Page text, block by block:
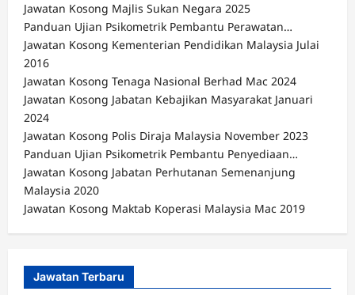
Jawatan Kosong Majlis Sukan Negara 2025
Panduan Ujian Psikometrik Pembantu Perawatan…
Jawatan Kosong Kementerian Pendidikan Malaysia Julai
2016
Jawatan Kosong Tenaga Nasional Berhad Mac 2024
Jawatan Kosong Jabatan Kebajikan Masyarakat Januari
2024
Jawatan Kosong Polis Diraja Malaysia November 2023
Panduan Ujian Psikometrik Pembantu Penyediaan…
Jawatan Kosong Jabatan Perhutanan Semenanjung
Malaysia 2020
Jawatan Kosong Maktab Koperasi Malaysia Mac 2019
Jawatan Terbaru